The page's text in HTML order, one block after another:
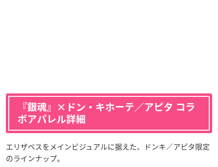
『銀魂』×ドン・キホーテ／アピタ コラ
ボアパレル詳細
エリザベスをメインビジュアルに据えた、ドンキ／アピタ限定
のラインナップ。